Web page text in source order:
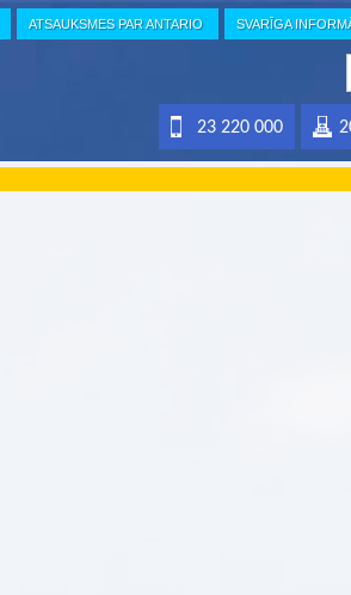
ATSAUKSMES PAR ANTARIO SVARĪGA
23 220 000